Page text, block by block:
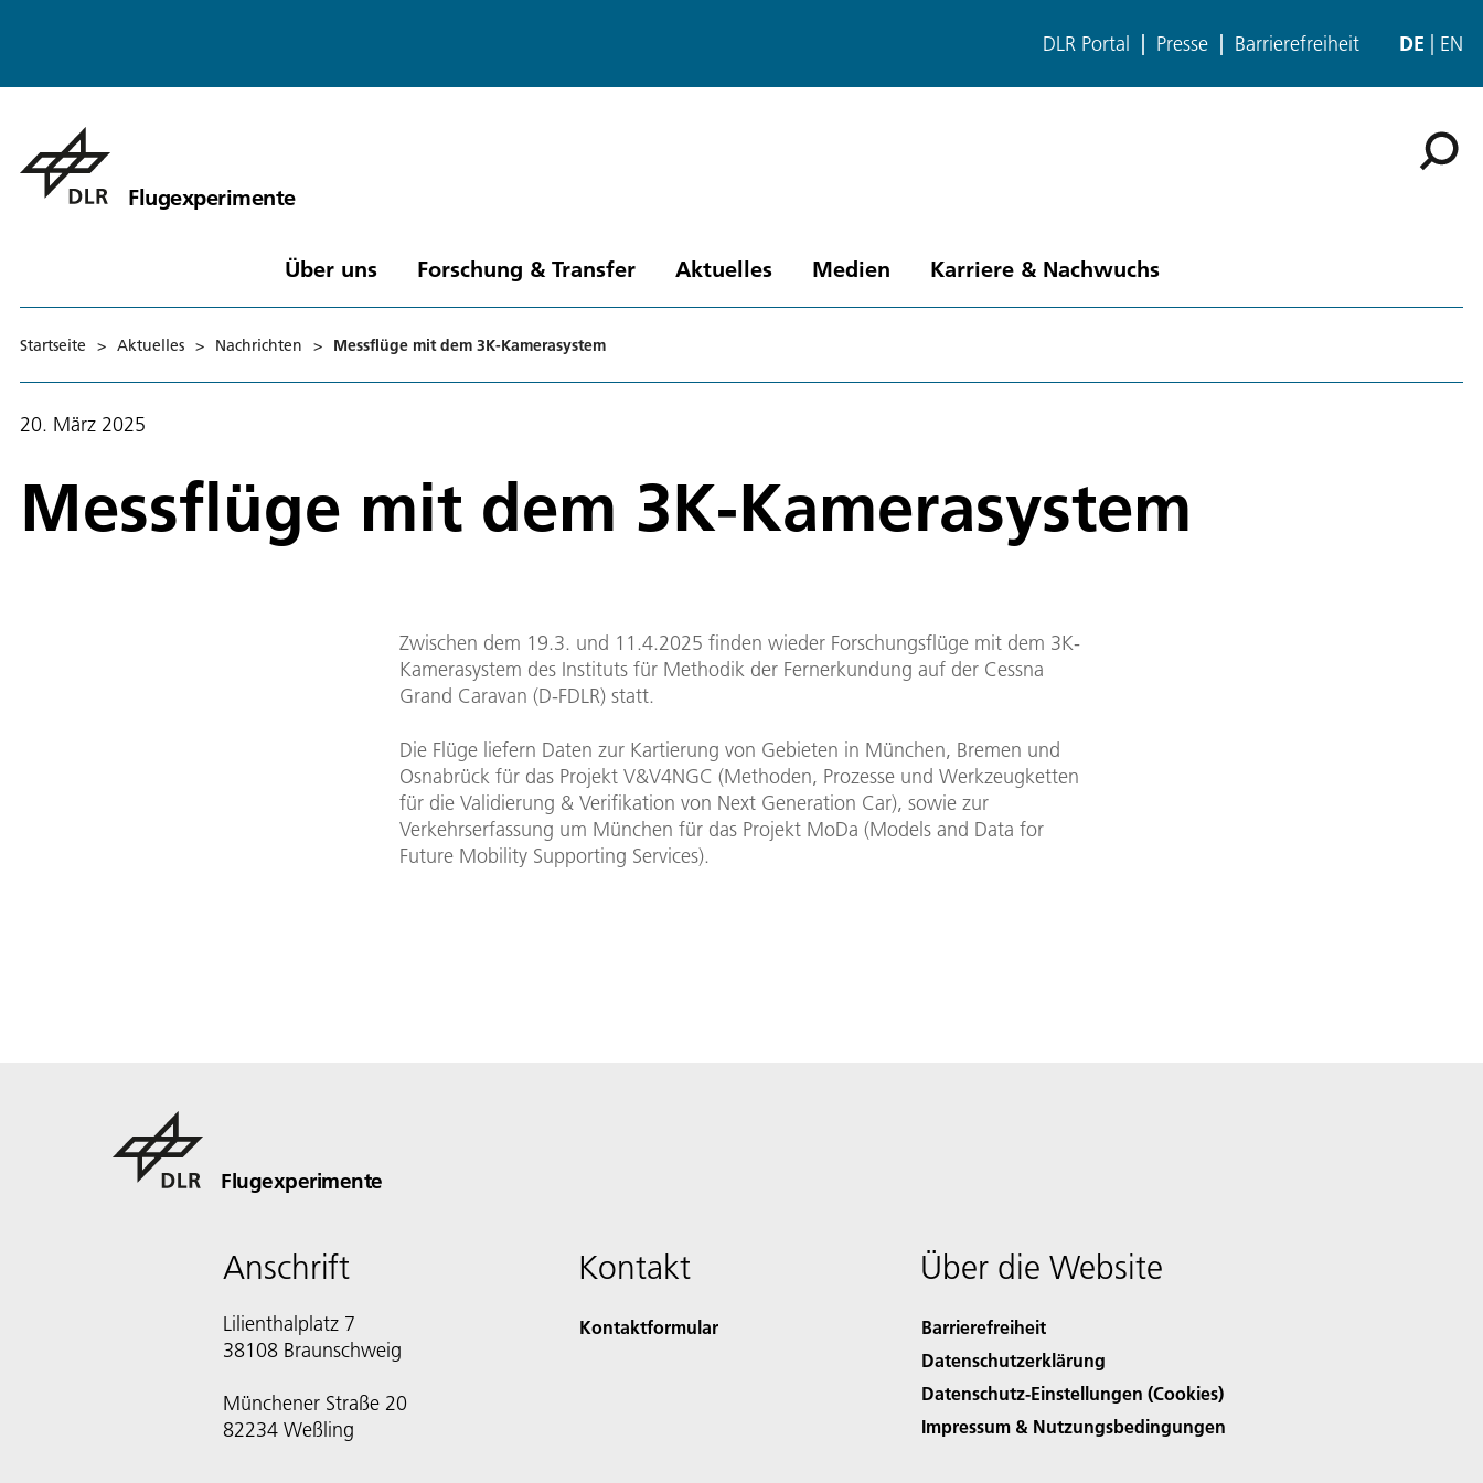
DLR Portal Presse Barrierefreiheit DE EN
Flugexperimente
Über uns Forschung & Transfer Aktuelles Medien Karriere & Nachwuchs
Startseite > Aktuelles > Nachrichten > Messflüge mit dem 3K-Kamerasystem
20. März 2025
Messflüge mit dem 3K-Kamerasystem
Zwischen dem 19.3. und 11.4.2025 finden wieder Forschungsflüge mit dem 3K-
Kamerasystem des Instituts für Methodik der Fernerkundung auf der Cessna
Grand Caravan (D-FDLR) statt.
Die Flüge liefern Daten zur Kartierung von Gebieten in München, Bremen und
Osnabrück für das Projekt V&V4NGC (Methoden, Prozesse und Werkzeugketten
für die Validierung & Verifikation von Next Generation Car), sowie zur
Verkehrserfassung um München für das Projekt MoDa (Models and Data for
Future Mobility Supporting Services).
Flugexperimente
Anschrift
Lilienthalplatz 7
38108 Braunschweig
Münchener Straße 20
82234 Weßling
Kontakt
Kontaktformular
Über die Website
Barrierefreiheit
Datenschutzerklärung
Datenschutz-Einstellungen (Cookies)
Impressum & Nutzungsbedingungen